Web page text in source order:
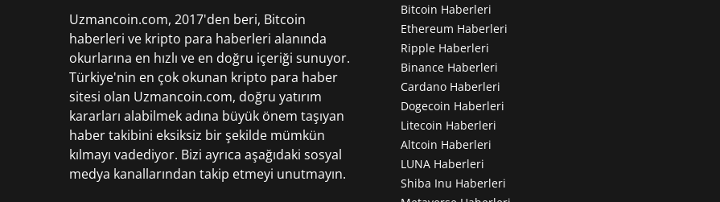
Uzmancoin.com, 2017'den beri, Bitcoin
haberleri ve kripto para haberleri alanında
okurlarına en hızlı ve en doğru içeriği sunuyor.
Türkiye'nin en çok okunan kripto para haber
sitesi olan Uzmancoin.com, doğru yatırım
kararları alabilmek adına büyük önem taşıyan
haber takibini eksiksiz bir şekilde mümkün
kılmayı vadediyor. Bizi ayrıca aşağıdaki sosyal
medya kanallarından takip etmeyi unutmayın.
Bitcoin Haberleri
Ethereum Haberleri
Ripple Haberleri
Binance Haberleri
Cardano Haberleri
Dogecoin Haberleri
Litecoin Haberleri
Altcoin Haberleri
LUNA Haberleri
Shiba Inu Haberleri